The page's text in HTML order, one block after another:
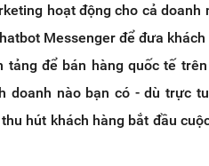
hoạt động cho cả
Messenger để đưa
tảng để bán hàng quốc tế
doanh nào bạn có - dù trực
hút khách hàng bắt đầu